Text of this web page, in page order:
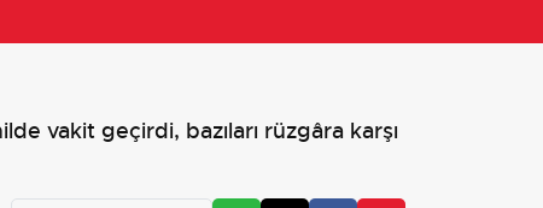
vakit geçirdi, bazıları rüzgâra karşı